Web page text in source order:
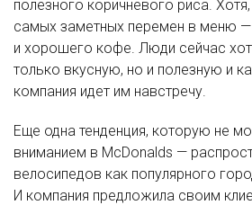
полезного коричневого риса.
самых заметных перемен в меню —
и хорошего кофе. Люди сейчас
только вкусную, но и полезную и
компания идет им навстречу.
Еще одна тенденция, которую не
вниманием в McDonalds —
велосипедов как популярного
И компания предложила своим